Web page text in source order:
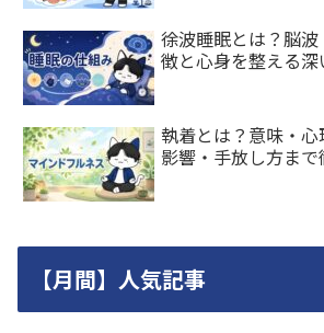
徐波睡眠とは？脳
徴と心身を整える
執着とは？意味・
影響・手放し方ま
【月間】人気記事